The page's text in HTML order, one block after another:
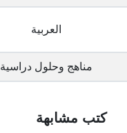
العربية
مناهج وحلول دراسية
كتب مشابهة